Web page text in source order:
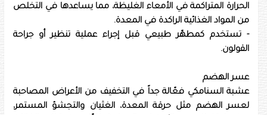
الحرارة المتراكمة في الأمعاء الغليظة، مما يساعدها في التخلص
من المواد الغذائية الراكدة في المعدة.
- تستخدم كمطهّر طبيعي قبل إجراء عملية تنظير أو جراحة
القولون.
عسر الهضم
عشبة السنامكي فعّالة جداً في التخفيف من الأعراض المصاحبة
لعسر الهضم مثل حرقة المعدة، الغثيان والتجشؤ المستمر،